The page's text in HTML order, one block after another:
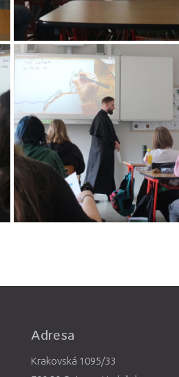
Adresa
Krakovská 1095/33